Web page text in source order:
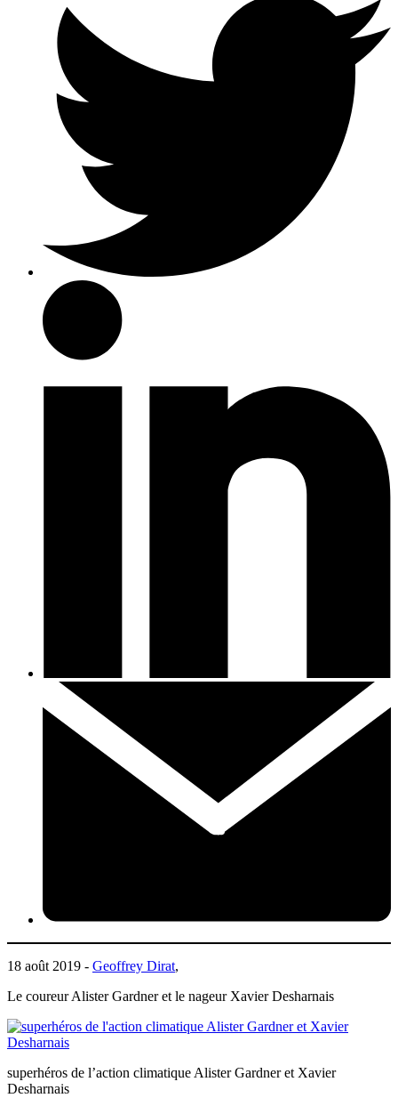
18 août 2019 - Geoffrey Dirat,
Le coureur Alister Gardner et le nageur Xavier Desharnais
superhéros de l’action climatique Alister Gardner et Xavier
Desharnais